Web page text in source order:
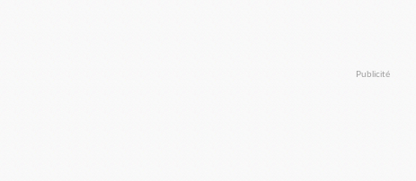
Publicité